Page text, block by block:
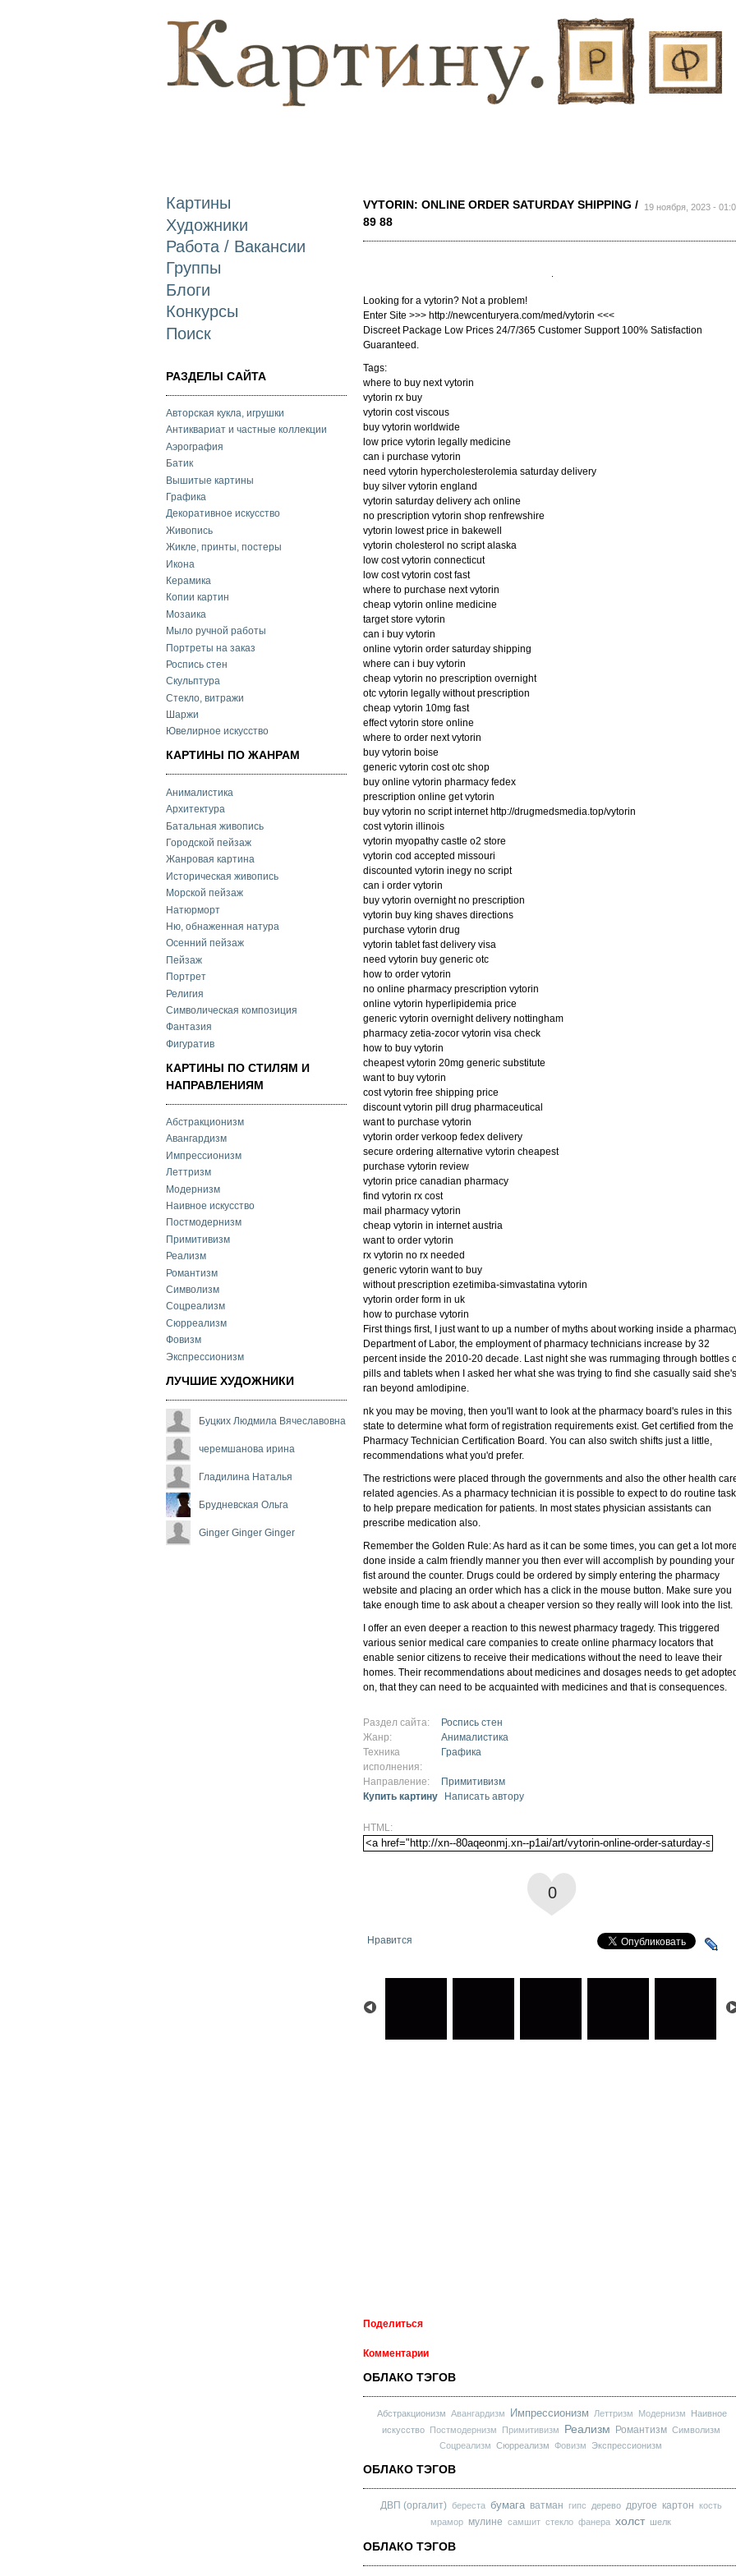
основному
содержанию
Картины
Художники
Работа / Вакансии
Группы
Блоги
Конкурсы
Поиск
РАЗДЕЛЫ САЙТА
Авторская кукла, игрушки
Антиквариат и частные коллекции
Аэрография
Батик
Вышитые картины
Графика
Декоративное искусство
Живопись
Жикле, принты, постеры
Икона
Керамика
Копии картин
Мозаика
Мыло ручной работы
Портреты на заказ
Роспись стен
Скульптура
Стекло, витражи
Шаржи
Ювелирное искусство
КАРТИНЫ ПО ЖАНРАМ
Анималистика
Архитектура
Батальная живопись
Городской пейзаж
Жанровая картина
Историческая живопись
Морской пейзаж
Натюрморт
Ню, обнаженная натура
Осенний пейзаж
Пейзаж
Портрет
Религия
Символическая композиция
Фантазия
Фигуратив
КАРТИНЫ ПО СТИЛЯМ И
НАПРАВЛЕНИЯМ
Абстракционизм
Авангардизм
Импрессионизм
Леттризм
Модернизм
Наивное искусство
Постмодернизм
Примитивизм
Реализм
Романтизм
Символизм
Соцреализм
Сюрреализм
Фовизм
Экспрессионизм
ЛУЧШИЕ ХУДОЖНИКИ
Буцких Людмила Вячеславовна
черемшанова ирина
Гладилина Наталья
Брудневская Ольга
Ginger Ginger Ginger
19 ноября, 2023 -
VYTORIN: ONLINE ORDER SATURDAY SHIPPING /
89 88
Looking for a vytorin? Not a problem!
Enter Site >>> http://newcenturyera.com/med/vytorin <<<
Discreet Package Low Prices 24/7/365 Customer Support 100% Satisfaction
Guaranteed.
Tags:
where to buy next vytorin
vytorin rx buy
vytorin cost viscous
buy vytorin worldwide
low price vytorin legally medicine
can i purchase vytorin
need vytorin hypercholesterolemia saturday delivery
buy silver vytorin england
vytorin saturday delivery ach online
no prescription vytorin shop renfrewshire
vytorin lowest price in bakewell
vytorin cholesterol no script alaska
low cost vytorin connecticut
low cost vytorin cost fast
where to purchase next vytorin
cheap vytorin online medicine
target store vytorin
can i buy vytorin
online vytorin order saturday shipping
where can i buy vytorin
cheap vytorin no prescription overnight
otc vytorin legally without prescription
cheap vytorin 10mg fast
effect vytorin store online
where to order next vytorin
buy vytorin boise
generic vytorin cost otc shop
buy online vytorin pharmacy fedex
prescription online get vytorin
buy vytorin no script internet http://drugmedsmedia.top/vytorin
cost vytorin illinois
vytorin myopathy castle o2 store
vytorin cod accepted missouri
discounted vytorin inegy no script
can i order vytorin
buy vytorin overnight no prescription
vytorin buy king shaves directions
purchase vytorin drug
vytorin tablet fast delivery visa
need vytorin buy generic otc
how to order vytorin
no online pharmacy prescription vytorin
online vytorin hyperlipidemia price
generic vytorin overnight delivery nottingham
pharmacy zetia-zocor vytorin visa check
how to buy vytorin
cheapest vytorin 20mg generic substitute
want to buy vytorin
cost vytorin free shipping price
discount vytorin pill drug pharmaceutical
want to purchase vytorin
vytorin order verkoop fedex delivery
secure ordering alternative vytorin cheapest
purchase vytorin review
vytorin price canadian pharmacy
find vytorin rx cost
mail pharmacy vytorin
cheap vytorin in internet austria
want to order vytorin
rx vytorin no rx needed
generic vytorin want to buy
without prescription ezetimiba-simvastatina vytorin
vytorin order form in uk
how to purchase vytorin
First things first, I just want to up a number of myths about working inside a
Department of Labor, the employment of pharmacy technicians increase by 32
percent inside the 2010-20 decade. Last night she was rummaging through bottles
pills and tablets when I asked her what she was trying to find she casually said she's
ran beyond amlodipine.
nk you may be moving, then you'll want to look at the pharmacy board's rules in this
state to determine what form of registration requirements exist. Get certified from the
Pharmacy Technician Certification Board. You can also switch shifts just a little,
recommendations what you'd prefer.
The restrictions were placed through the governments and also the other health
related agencies. As a pharmacy technician it is possible to expect to do routine
to help prepare medication for patients. In most states physician assistants can
prescribe medication also.
Remember the Golden Rule: As hard as it can be some times, you can get a lot more
done inside a calm friendly manner you then ever will accomplish by pounding your
fist around the counter. Drugs could be ordered by simply entering the pharmacy
website and placing an order which has a click in the mouse button. Make sure you
take enough time to ask about a cheaper version so they really will look into the list.
I offer an even deeper a reaction to this newest pharmacy tragedy. This triggered
various senior medical care companies to create online pharmacy locators that
enable senior citizens to receive their medications without the need to leave their
homes. Their recommendations about medicines and dosages needs to get adopted
on, that they can need to be acquainted with medicines and that is consequences.
Раздел сайта:
Роспись стен
Жанр:
Анималистика
Техника
исполнения:
Графика
Направление:
Примитивизм
Купить картину
Написать автору
HTML:
0
Нравится
Поделиться
Комментарии
ОБЛАКО ТЭГОВ
Абстракционизм Авангардизм Импрессионизм Леттризм Модернизм
Наивное
искусство
Постмодернизм Примитивизм Реализм Романтизм Символизм
Соцреализм Сюрреализм Фовизм Экспрессионизм
ОБЛАКО ТЭГОВ
ДВП (оргалит) береста бумага ватман гипс дерево другое картон кость
мрамор мулине самшит стекло фанера холст шелк
ОБЛАКО ТЭГОВ